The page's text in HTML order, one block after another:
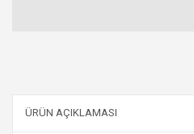
ÜRÜN AÇIKLAMASI